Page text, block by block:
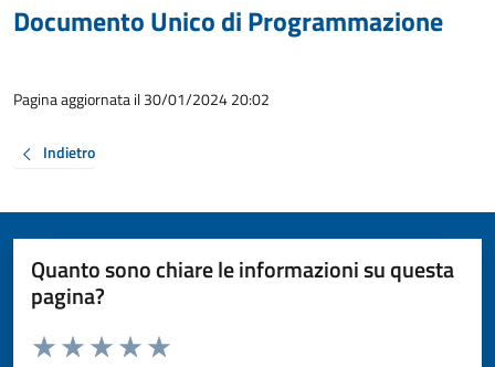
Documento Unico di Programmazione
Pagina aggiornata il 30/01/2024 20:02
Indietro
Quanto sono chiare le informazioni su questa
pagina?
Valuta da 1 a 5 stelle la pagina